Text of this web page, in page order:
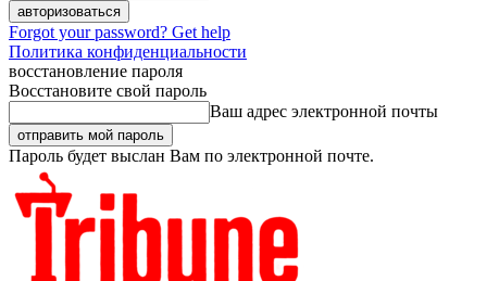
Forgot your password? Get help
Политика конфиденциальности
восстановление пароля
Восстановите свой пароль
Ваш адрес электронной почты
Пароль будет выслан Вам по электронной почте.